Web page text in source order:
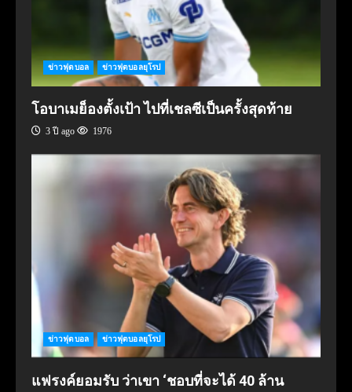
ข่าวฟุตบอล ข่าวฟุตบอลยุโรป
โอบาเมย็องตั้งเป้า ไปที่เชลซีเป็นครั้งสุดท้าย
3 ปี ago 1976
ข่าวฟุตบอล ข่าวฟุตบอลยุโรป
แฟรงค์ยอมรับ ว่าเขา ‘ชอบที่จะได้ 40 ล้าน